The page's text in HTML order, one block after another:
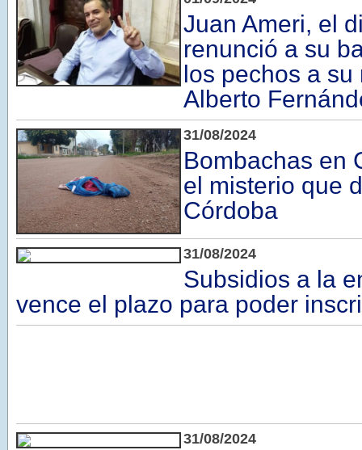
Juan Ameri, el
renunció a su
los pechos a
Alberto
31/08/2024
Bombachas en
el misterio que
Córdoba
31/08/2024
Subsidios a la
vence el plazo para poder
31/08/2024